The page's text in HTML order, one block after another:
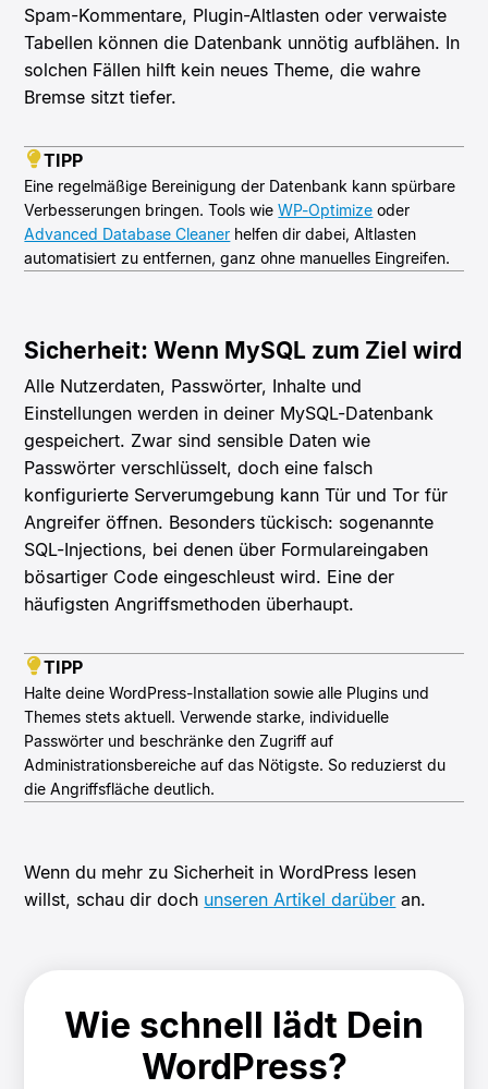
Spam-Kommentare, Plugin-Altlasten oder verwaiste
Tabellen können die Datenbank unnötig aufblähen. In
solchen Fällen hilft kein neues Theme, die wahre
Bremse sitzt tiefer.
TIPP
Eine regelmäßige Bereinigung der Datenbank kann spürbare
Verbesserungen bringen. Tools wieWP-Optimize oder
Advanced Database Cleaner helfen dir dabei, Altlasten
automatisiert zu entfernen, ganz ohne manuelles Eingreifen.
Sicherheit: Wenn MySQL zum Ziel wird
Alle Nutzerdaten, Passwörter, Inhalte und
Einstellungen werden in deiner MySQL-Datenbank
gespeichert. Zwar sind sensible Daten wie
Passwörter verschlüsselt, doch eine falsch
konfigurierte Serverumgebung kann Tür und Tor für
Angreifer öffnen. Besonders tückisch: sogenannte
SQL-Injections, bei denen über Formulareingaben
bösartiger Code eingeschleust wird. Eine der
häufigsten Angriffsmethoden überhaupt.
TIPP
Halte deine WordPress-Installation sowie alle Plugins und
Themes stets aktuell. Verwende starke, individuelle
Passwörter und beschränke den Zugriff auf
Administrationsbereiche auf das Nötigste. So reduzierst du
die Angriffsfläche deutlich.
Wenn du mehr zu Sicherheit in WordPress lesen
willst, schau dir doch unseren Artikel darüber an.
Wie schnell lädt Dein
WordPress?